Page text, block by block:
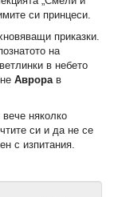
си принцеси.
приказки.
на
в небето
Аврорав
вече няколко
си и да не се
с изпитания.